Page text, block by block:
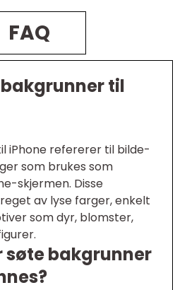
FAQ
til
iPhone refererer til bilde-
som brukes som
skjermen. Disse
av lyse farger, enkelt
som dyr, blomster,
søte bakgrunner